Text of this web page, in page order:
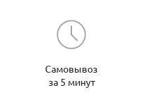
Самовывоз
за 5 минут